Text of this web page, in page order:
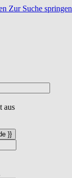
Zur Suche springen
aus
}}